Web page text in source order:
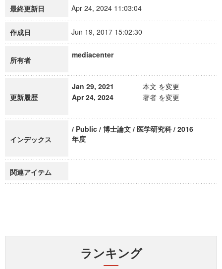
最終更新日 Apr 24, 2024 11:03:04
作成日 Jun 19, 2017 15:02:30
所有者
mediacenter
更新履歴
Jan 29, 2021
本文 を変更
Apr 24, 2024
著者 を変更
インデックス
/ Public / 博士論文 / 医学研究科 / 2016
年度
関連アイテム
ランキング